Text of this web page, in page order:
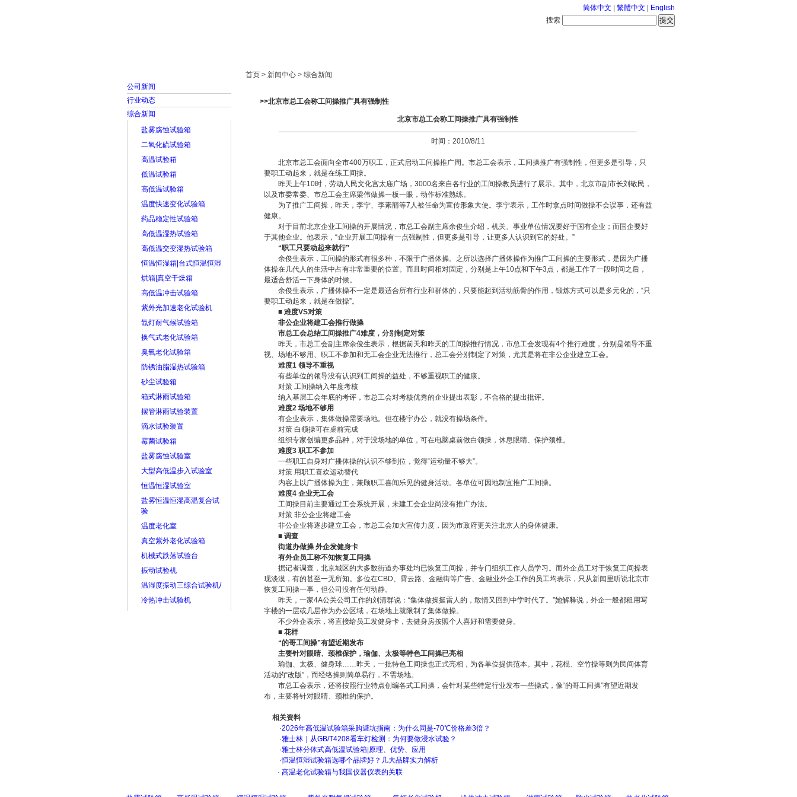
简体中文 繁體中文
English
搜索
公司新闻
行业动态
综合新闻
盐雾腐蚀试验箱
二氧化硫试验箱
高温试验箱
低温试验箱
高低温试验箱
温度快速变化试验箱
药品稳定性试验箱
高低温湿热试验箱
高低温交变湿热试验箱
恒温恒湿箱|台式恒温恒湿
烘箱|真空干燥箱
高低温冲击试验箱
紫外光加速老化试验机
氙灯耐气候试验箱
换气式老化试验箱
臭氧老化试验箱
防锈油脂湿热试验箱
砂尘试验箱
箱式淋雨试验箱
摆管淋雨试验装置
滴水试验装置
霉菌试验箱
盐雾腐蚀试验室
大型高低温步入试验室
恒温恒湿试验室
盐雾恒温恒湿高温复合试
验
温度老化室
真空紫外老化试验箱
机械式跌落试验台
振动试验机
温湿度振动三综合试验机/
冷热冲击试验机
首页 > 新闻中心 > 综合新闻
>>北京市总工会称工间操推广具有强制性
北京市总工会称工间操推广具有强制性
时间：2010/8/11
北京市总工会面向全市400万职工，正式启动工间操推广周。市总工会表示，工间操推广有强制性，但更多是引导，只
要职工动起来，就是在练工间操。
昨天上午10时，劳动人民文化宫太庙广场，3000名来自各行业的工间操教员进行了展示。其中，北京市副市长刘敬民，
以及市委常委、市总工会主席梁伟做操一板一眼，动作标准熟练。
为了推广工间操，昨天，李宁、李素丽等7人被任命为宣传形象大使。李宁表示，工作时拿点时间做操不会误事，还有益
健康。
对于目前北京企业工间操的开展情况，市总工会副主席余俊生介绍，机关、事业单位情况要好于国有企业；而国企要好
于其他企业。他表示，“企业开展工间操有一点强制性，但更多是引导，让更多人认识到它的好处。”
“职工只要动起来就行”
余俊生表示，工间操的形式有很多种，不限于广播体操。之所以选择广播体操作为推广工间操的主要形式，是因为广播
体操在几代人的生活中占有非常重要的位置。而且时间相对固定，分别是上午10点和下午3点，都是工作了一段时间之后，
最适合舒活一下身体的时候。
余俊生表示，广播体操不一定是最适合所有行业和群体的，只要能起到活动筋骨的作用，锻炼方式可以是多元化的，“只
要职工动起来，就是在做操”。
■ 难度VS对策
非公企业将建工会推行做操
市总工会总结工间操推广4难度，分别制定对策
昨天，市总工会副主席余俊生表示，根据前天和昨天的工间操推行情况，市总工会发现有4个推行难度，分别是领导不重
视、场地不够用、职工不参加和无工会企业无法推行，总工会分别制定了对策，尤其是将在非公企业建立工会。
难度1 领导不重视
有些单位的领导没有认识到工间操的益处，不够重视职工的健康。
对策 工间操纳入年度考核
纳入基层工会年底的考评，市总工会对考核优秀的企业提出表彰，不合格的提出批评。
难度2 场地不够用
有企业表示，集体做操需要场地。但在楼宇办公，就没有操场条件。
对策 白领操可在桌前完成
组织专家创编更多品种，对于没场地的单位，可在电脑桌前做白领操，休息眼睛、保护颈椎。
难度3 职工不参加
一些职工自身对广播体操的认识不够到位，觉得“运动量不够大”。
对策 用职工喜欢运动替代
内容上以广播体操为主，兼顾职工喜闻乐见的健身活动。各单位可因地制宜推广工间操。
难度4 企业无工会
工间操目前主要通过工会系统开展，未建工会企业尚没有推广办法。
对策 非公企业将建工会
非公企业将逐步建立工会，市总工会加大宣传力度，因为市政府更关注北京人的身体健康。
■ 调查
街道办做操 外企发健身卡
有外企员工称不知恢复工间操
据记者调查，北京城区的大多数街道办事处均已恢复工间操，并专门组织工作人员学习。而外企员工对于恢复工间操表
现淡漠，有的甚至一无所知。多位在CBD、霄云路、金融街等广告、金融业外企工作的员工均表示，只从新闻里听说北京市
恢复工间操一事，但公司没有任何动静。
昨天，一家4A公关公司工作的刘清群说：“集体做操挺雷人的，敢情又回到中学时代了。”她解释说，外企一般都租用写
字楼的一层或几层作为办公区域，在场地上就限制了集体做操。
不少外企表示，将直接给员工发健身卡，去健身房按照个人喜好和需要健身。
■ 花样
“的哥工间操”有望近期发布
主要针对眼睛、颈椎保护，瑜伽、太极等特色工间操已亮相
瑜伽、太极、健身球……昨天，一批特色工间操也正式亮相，为各单位提供范本。其中，花棍、空竹操等则为民间体育
活动的“改版”，而经络操则简单易行，不需场地。
市总工会表示，还将按照行业特点创编各式工间操，会针对某些特定行业发布一些操式，像“的哥工间操”有望近期发
布，主要将针对眼睛、颈椎的保护。
相关资料
·2026年高低温试验箱采购避坑指南：为什么同是-70℃价格差3倍？
·雅士林｜从GB/T4208看车灯检测：为何要做浸水试验？
·雅士林分体式高低温试验箱|原理、优势、应用
·恒温恒湿试验箱选哪个品牌好？几大品牌实力解析
· 高温老化试验箱与我国仪器仪表的关联